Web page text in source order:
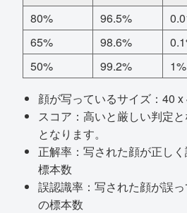
80%
96.5%
65%
98.6%
50%
99.2%
1%
顔が写っているサイズ：40
スコア：高いと厳しい判定
となります。
正解率：写された顔が正し
標本数
誤認識率：写された顔が誤
の標本数